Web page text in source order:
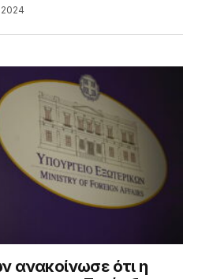
ανακοίνωσε ότι η